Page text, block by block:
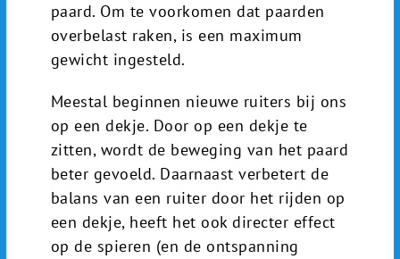
paard. Om te voorkomen dat paarden
overbelast raken, is een maximum
gewicht ingesteld.
Meestal beginnen nieuwe ruiters bij ons
op een dekje. Door op een dekje te
zitten, wordt de beweging van het paard
beter gevoeld. Daarnaast verbetert de
balans van een ruiter door het rijden op
een dekje, heeft het ook directer effect
op de spieren (en de ontspanning